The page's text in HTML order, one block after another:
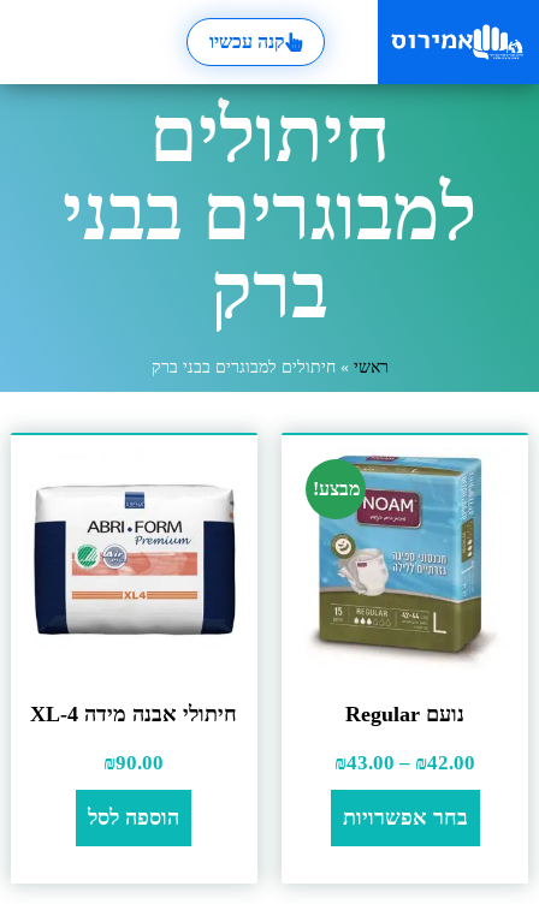
קנה עכשיו
חיתולים
למבוגרים בבני
ברק
ראשי »חיתולים למבוגרים בבני ברק
מבצע!
נועם Regular
₪42.00
–
₪43.00
בחר אפשרויות
חיתולי אבנה מידה XL-4
₪90.00
הוספה לסל